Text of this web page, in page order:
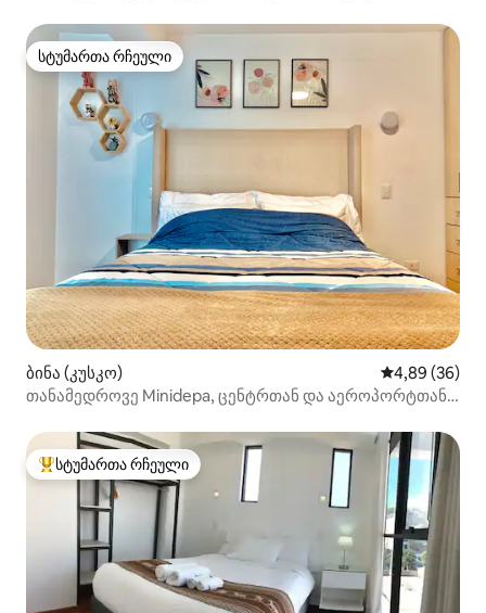
სტუმართა რჩეული
სტუმართა რჩეული
ბინა (კუსკო) საშუალო
4,89 (36)
თანამედროვე Minidepa, ცენტრთან და აეროპორტთან
სტუმართა რჩეული მოწინავე ვარიანტი
სტუმართა რჩეული